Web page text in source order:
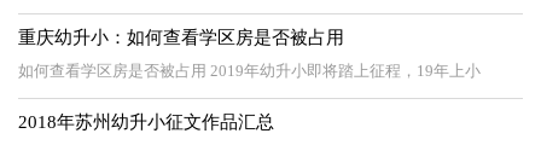
重庆幼升小：如何查看学区房是否被占用
如何查看学区房是否被占用 2019年幼升小即将踏上征程，19年上小
2018年苏州幼升小征文作品汇总